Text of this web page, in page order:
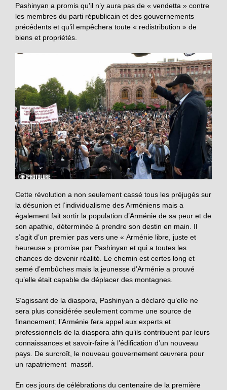
Pashinyan a promis qu’il n’y aura pas de « vendetta » contre
les membres du parti républicain et des gouvernements
précédents et qu’il empêchera toute « redistribution » de
biens et propriétés.
Cette révolution a non seulement cassé tous les préjugés sur
la désunion et l’individualisme des Arméniens mais a
également fait sortir la population d’Arménie de sa peur et de
son apathie, déterminée à prendre son destin en main. Il
s’agit d’un premier pas vers une « Arménie libre, juste et
heureuse » promise par Pashinyan et qui a toutes les
chances de devenir réalité. Le chemin est certes long et
semé d’embûches mais la jeunesse d’Arménie a prouvé
qu’elle était capable de déplacer des montagnes.
S’agissant de la diaspora, Pashinyan a déclaré qu’elle ne
sera plus considérée seulement comme une source de
financement; l’Arménie fera appel aux experts et
professionnels de la diaspora afin qu’ils contribuent par leurs
connaissances et savoir-faire à l’édification d’un nouveau
pays. De surcroît, le nouveau gouvernement œuvrera pour
un rapatriement massif.
En ces jours de célébrations du centenaire de la première